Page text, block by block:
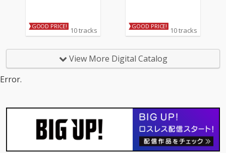
GOOD PRICE! 10 tracks GOOD PRICE! 10 tracks
View More Digital Catalog
Error.